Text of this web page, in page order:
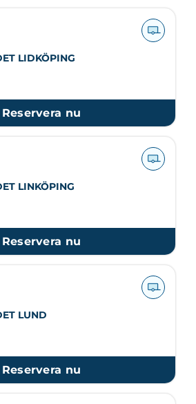
LIDKÖPING
Reservera nu
LINKÖPING
Reservera nu
LUND
Reservera nu